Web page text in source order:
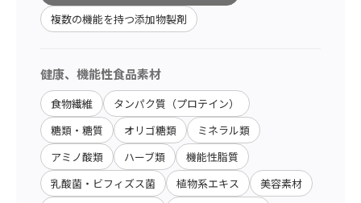
複数の機能を持つ添加物製剤
健康、機能性食品素材
食物繊維 タンパク質（プロテイン）
糖類・糖質 オリゴ糖類 ミネラル類
アミノ酸類 ハーブ類 機能性脂質
乳酸菌・ビフィズス菌 植物系エキス 美容素材